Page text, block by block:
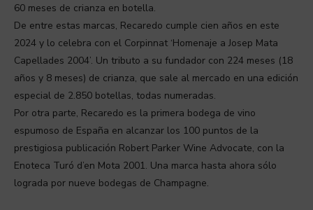
60 meses de crianza en botella.
De entre estas marcas, Recaredo cumple cien años en este
2024 y lo celebra con el Corpinnat ‘Homenaje a Josep Mata
Capellades 2004’. Un tributo a su fundador con 224 meses (18
años y 8 meses) de crianza, que sale al mercado en una edición
especial de 2.850 botellas, todas numeradas.
Por otra parte, Recaredo es la primera bodega de vino
espumoso de España en alcanzar los 100 puntos de la
prestigiosa publicación Robert Parker Wine Advocate, con la
Enoteca Turó d’en Mota 2001. Una marca hasta ahora sólo
lograda por nueve bodegas de Champagne.